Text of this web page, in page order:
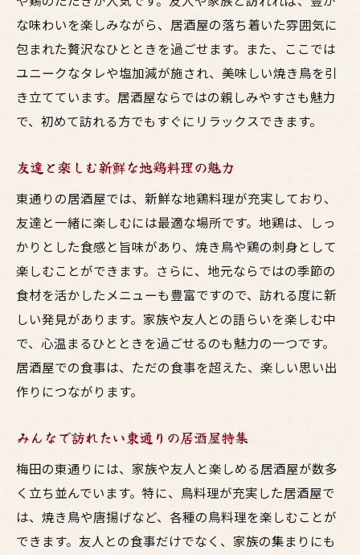
な味わいを楽しみながら、居酒屋の落ち着いた雰囲気に
包まれた贅沢なひとときを過ごせます。また、ここでは
ユニークなタレや塩加減が施され、美味しい焼き鳥を引
き立てています。居酒屋ならではの親しみやすさも魅力
で、初めて訪れる方でもすぐにリラックスできます。
友達と楽しむ新鮮な地鶏料理の魅力
東通りの居酒屋では、新鮮な地鶏料理が充実しており、
友達と一緒に楽しむには最適な場所です。地鶏は、しっ
かりとした食感と旨味があり、焼き鳥や鶏の刺身として
楽しむことができます。さらに、地元ならではの季節の
食材を活かしたメニューも豊富ですので、訪れる度に新
しい発見があります。家族や友人との語らいを楽しむ中
で、心温まるひとときを過ごせるのも魅力の一つです。
居酒屋での食事は、ただの食事を超えた、楽しい思い出
作りにつながります。
みんなで訪れたい東通りの居酒屋特集
梅田の東通りには、家族や友人と楽しめる居酒屋が数多
く立ち並んでいます。特に、鳥料理が充実した居酒屋で
は、焼き鳥や唐揚げなど、各種の鳥料理を楽しむことが
できます。友人との食事だけでなく、家族の集まりにも